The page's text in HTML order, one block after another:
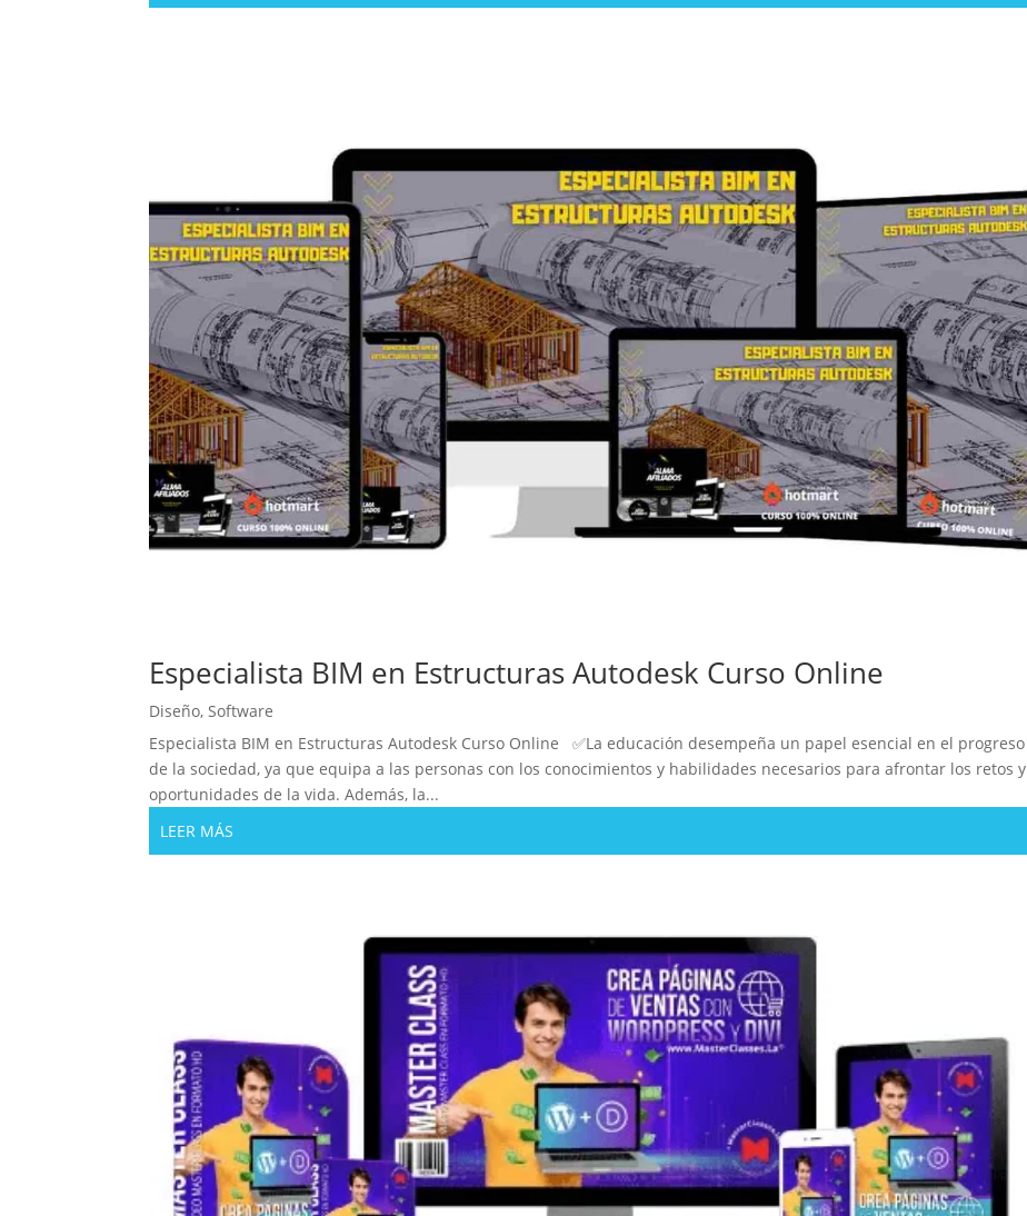
Especialista BIM en Estructuras Autodesk Curso Online
Diseño, Software
Especialista BIM en Estructuras Autodesk Curso Online ✅La educación desempeña un papel esencial en el progreso
de la sociedad, ya que equipa a las personas con los conocimientos y habilidades necesarios para afrontar los retos y
oportunidades de la vida. Además, la...
LEER MÁS